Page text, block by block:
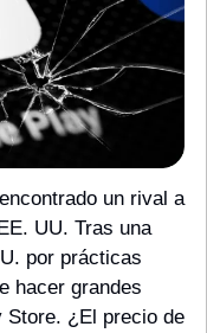
un rival a
por prácticas
hacer grandes
Store. ¿El precio de